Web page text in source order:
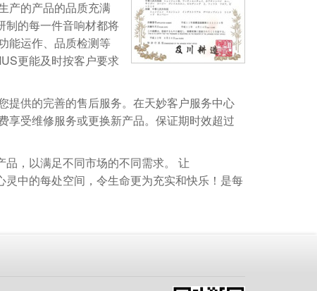
产的产品的品质充满
制的每一件音响材都将
能运作、品质检测等
更能及时按客户要求
提供的完善的售后服务。在天妙客户服务中心
享受维修服务或更换新产品。保证期时效超过
，以满足不同市场的不同需求。 让
中的每处空间，令生命更为充实和快乐！是每